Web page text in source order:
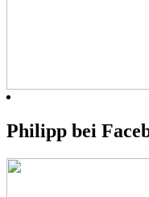
Philipp bei